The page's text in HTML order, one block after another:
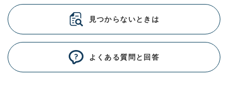
見つからないときは
よくある質問と回答